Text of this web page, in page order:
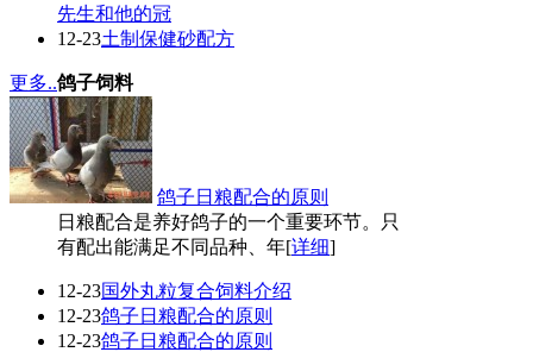
先生和他的冠
12-23土制保健砂配方
更多..鸽子饲料
鸽子日粮配合的原则
日粮配合是养好鸽子的一个重要环节。只
有配出能满足不同品种、年[详细]
12-23国外丸粒复合饲料介绍
12-23鸽子日粮配合的原则
12-23鸽子日粮配合的原则